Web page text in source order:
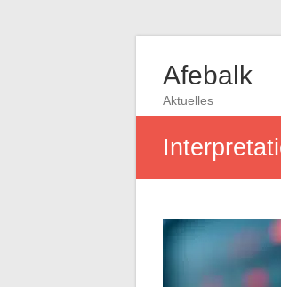
Afebalk
Aktuelles